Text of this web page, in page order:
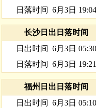
日落时间 6月3日 19:04
长沙日出日落时间
日出时间 6月3日 05:30
日落时间 6月3日 19:21
福州日出日落时间
日出时间 6月3日 05:10